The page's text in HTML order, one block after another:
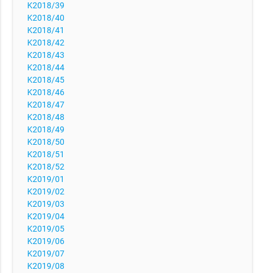
K2018/39
K2018/40
K2018/41
K2018/42
K2018/43
K2018/44
K2018/45
K2018/46
K2018/47
K2018/48
K2018/49
K2018/50
K2018/51
K2018/52
K2019/01
K2019/02
K2019/03
K2019/04
K2019/05
K2019/06
K2019/07
K2019/08